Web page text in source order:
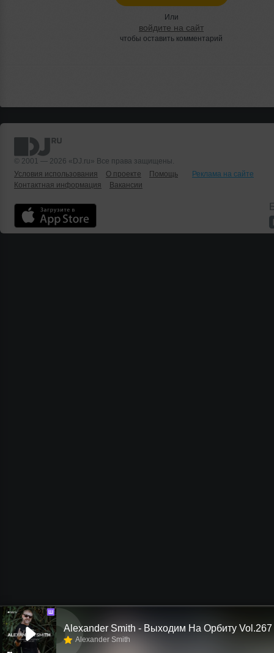
Или
войдите на сайт
чтобы оставить комментарий
© 2001 — 2026 «DJ.ru» Все права защищены.
Условия использования
О проекте Помощь
Реклама на сайте
Контактная информация
Вакансии
Ш
Alexander Smith - Выходим На Орбиту Vol.267
Alexander Smith